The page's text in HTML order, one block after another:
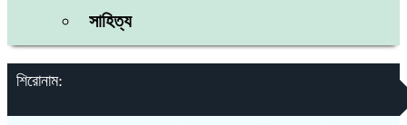
সাহিত্য
শিরোনাম: